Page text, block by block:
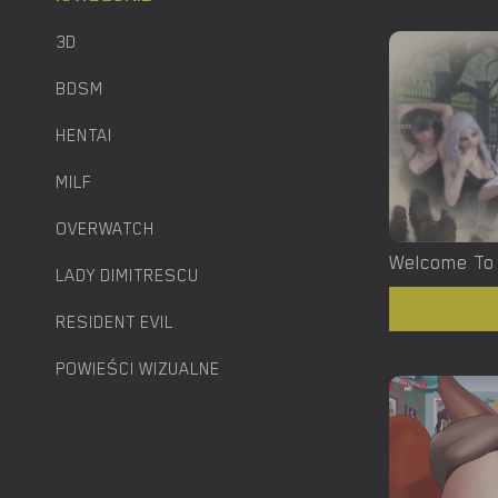
3D
BDSM
HENTAI
MILF
OVERWATCH
LADY DIMITRESCU
RESIDENT EVIL
POWIEŚCI WIZUALNE